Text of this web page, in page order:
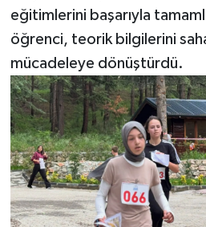
eğitimlerini başarıyla
öğrenci, teorik bilgilerini
mücadeleye dönüştürdü.